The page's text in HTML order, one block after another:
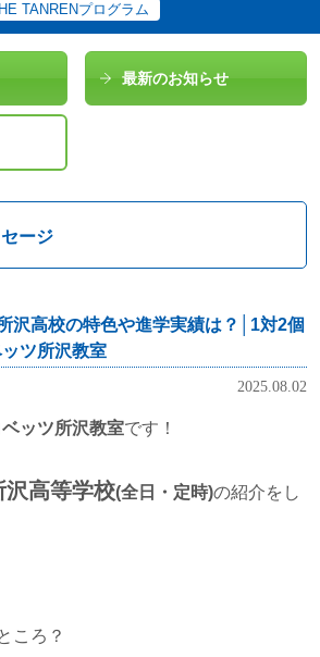
TANRENプログラム
最新のお知らせ
ージ
沢高校の特色や進学実績は？│1対2個
ツ所沢教室
2025.08.02
ッツ所沢教室です！
沢高等学校(全日・定時)の紹介をし
ころ？